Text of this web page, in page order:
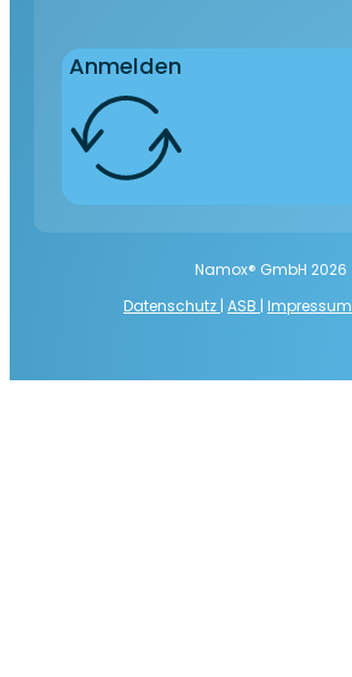
Anmelden
Namox® GmbH 2026
Datenschutz | ASB | Impressum